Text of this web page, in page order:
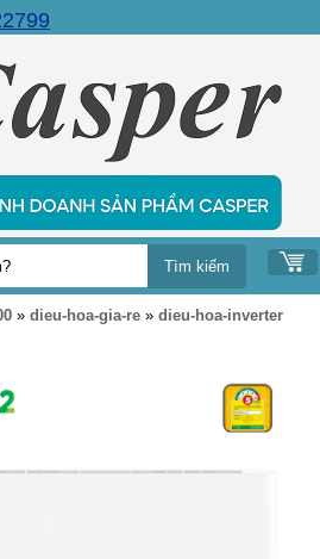
» dieu-hoa-gia-re » dieu-hoa-inverter